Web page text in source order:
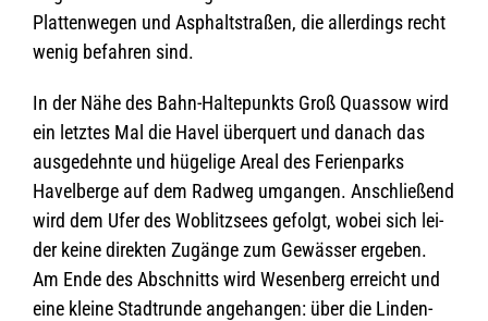
Plat­ten­we­gen und Asphalt­stra­ßen, die aller­dings recht
wenig befah­ren sind.
In der Nähe des Bahn-Hal­te­punkts Groß Quas­sow wird
ein letz­tes Mal die Havel über­quert und danach das
aus­ge­dehnte und hüge­lige Areal des Feri­en­parks
Havel­berge auf dem Rad­weg umgan­gen. Anschlie­ßend
wird dem Ufer des Woblitz­sees gefolgt, wobei sich lei­
der keine direk­ten Zugänge zum Gewäs­ser erge­ben.
Am Ende des Abschnitts wird Wesen­berg erreicht und
eine kleine Stadt­runde ange­han­gen: über die Lin­den­